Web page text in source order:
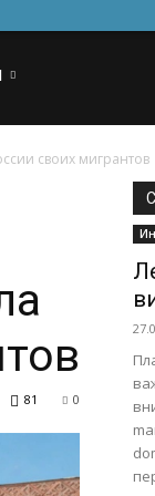
своих мигрантов
0
81